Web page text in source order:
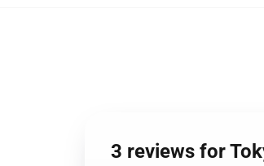
3 reviews for